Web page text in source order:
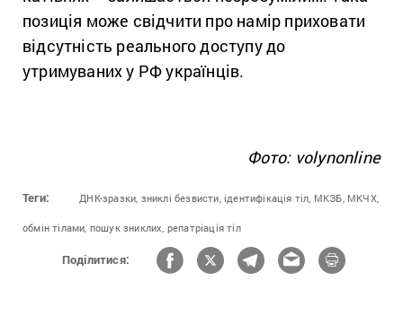
позиція може свідчити про намір приховати
відсутність реального доступу до
утримуваних у РФ українців.
Фото: volynonline
Теги: ДНК-зразки, зниклі безвисти, ідентифікація тіл, МКЗБ, МКЧХ,
обмін тілами, пошук зниклих, репатріація тіл
Поділитися: